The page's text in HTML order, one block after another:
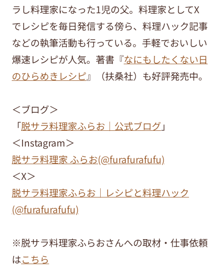
ラし料理家になった1児の父。料理家としてX
でレシピを毎日発信する傍ら、料理ハック記事
などの執筆活動も行っている。手軽でおいしい
爆速レシピが人気。 著書『なにもしたくない日
のひらめきレシピ』（扶桑社）も好評発売中。
＜ブログ＞
「脱サラ料理家ふらお｜公式ブログ」
＜Instagram＞
脱サラ料理家 ふらお(@furafurafufu)
＜X＞
脱サラ料理家ふらお｜レシピと料理ハック
(@furafurafufu)
※脱サラ料理家ふらおさんへの取材・仕事依頼
はこちら